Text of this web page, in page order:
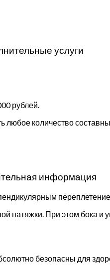
услуги
рублей.
количество
информация
натяжки. При этом бока
безопасны для